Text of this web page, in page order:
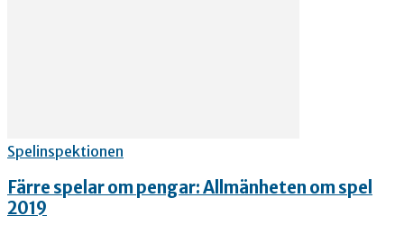
Spelinspektionen
Färre spelar om pengar: Allmänheten om spel
2019